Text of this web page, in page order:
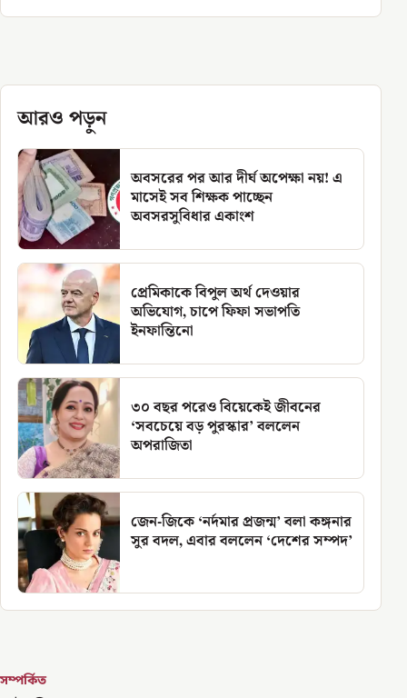
আরও পড়ুন
অবসরের পর আর দীর্ঘ অপেক্ষা নয়! এ
মাসেই সব শিক্ষক পাচ্ছেন
অবসরসুবিধার একাংশ
প্রেমিকাকে বিপুল অর্থ দেওয়ার
অভিযোগ, চাপে ফিফা সভাপতি
ইনফান্তিনো
৩০ বছর পরেও বিয়েকেই জীবনের
‘সবচেয়ে বড় পুরস্কার’ বললেন
অপরাজিতা
জেন-জিকে ‘নর্দমার প্রজন্ম’ বলা কঙ্গনার
সুর বদল, এবার বললেন ‘দেশের সম্পদ’
সম্পর্কিত